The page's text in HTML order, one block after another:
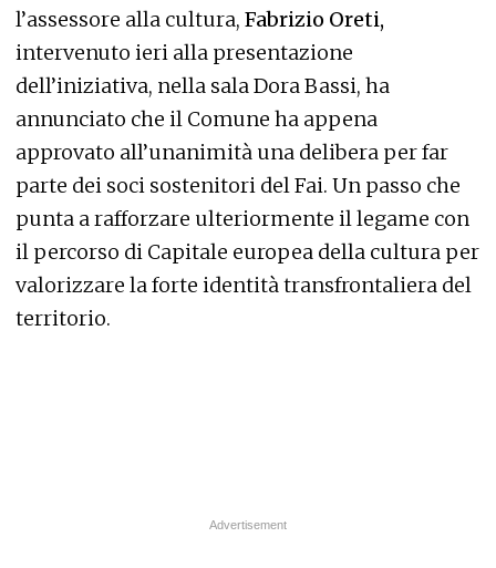
l’assessore alla cultura, Fabrizio Oreti,
intervenuto ieri alla presentazione
dell’iniziativa, nella sala Dora Bassi, ha
annunciato che il Comune ha appena
approvato all’unanimità una delibera per far
parte dei soci sostenitori del Fai. Un passo che
punta a rafforzare ulteriormente il legame con
il percorso di Capitale europea della cultura per
valorizzare la forte identità transfrontaliera del
territorio.